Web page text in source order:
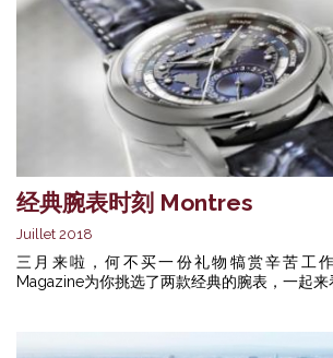
经典腕表时刻 Montres
Juillet 2018
三月来啦，何不买一份礼物犒赏辛苦工
Magazine为你挑选了两款经典的腕表，一起来